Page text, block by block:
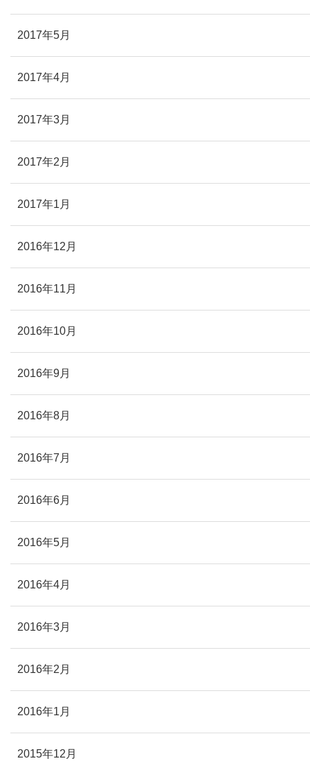
2017年5月
2017年4月
2017年3月
2017年2月
2017年1月
2016年12月
2016年11月
2016年10月
2016年9月
2016年8月
2016年7月
2016年6月
2016年5月
2016年4月
2016年3月
2016年2月
2016年1月
2015年12月